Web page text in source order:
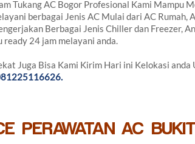
Tukang AC Bogor Profesional Kami Mampu
berbagai Jenis AC Mulai dari AC Rumah,
Berbagai Jenis Chiller dan Freezer,
ready 24 jam melayani anda.
Juga Bisa Kami Kirim Hari ini Kelokasi anda
PERAWATAN AC